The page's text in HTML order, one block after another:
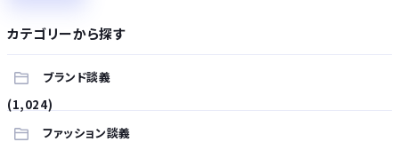
カテゴリーから探す
ブランド談義
(1,024)
ファッション談義